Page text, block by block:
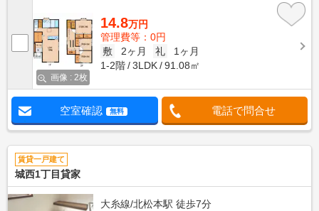
画像 : 2枚
14.8万円
管理費等：0円
敷
2ヶ月 礼
1ヶ月
1-2階
3LDK 91.08㎡
空室確認 無料 電話で問合せ
賃貸一戸建て
城西1丁目貸家
大糸線/北松本駅 徒歩7分